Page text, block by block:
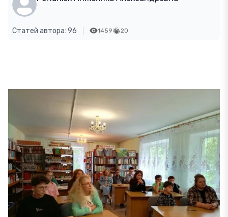
Статей автора: 96 1459 20